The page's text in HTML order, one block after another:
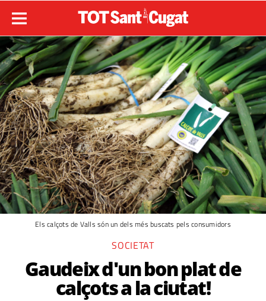
Els calçots de Valls són un dels més buscats pels consumidors
SOCIETAT
Gaudeix d'un bon plat de
calçots a la ciutat!